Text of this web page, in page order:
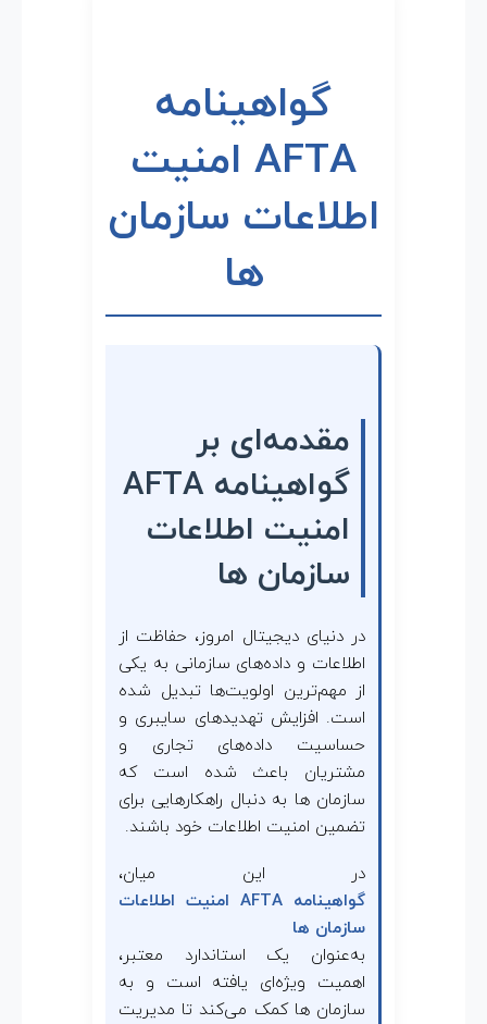
گواهینامه
AFTA امنیت
اطلاعات سازمان
ها
مقدمه‌ای بر
گواهینامه AFTA
امنیت اطلاعات
سازمان ها
در دنیای دیجیتال امروز، حفاظت از
اطلاعات و داده‌های سازمانی به یکی
از مهم‌ترین اولویت‌ها تبدیل شده
است. افزایش تهدیدهای سایبری و
حساسیت داده‌های تجاری و
مشتریان باعث شده است که
سازمان ها به دنبال راهکارهایی برای
تضمین امنیت اطلاعات خود باشند.
در این میان،
گواهینامه AFTA امنیت اطلاعات
سازمان ها
به‌عنوان یک استاندارد معتبر،
اهمیت ویژه‌ای یافته است و به
سازمان ها کمک می‌کند تا مدیریت